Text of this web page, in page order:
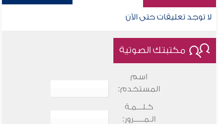
لا توجد تعليقات حتى الآن
مكتبتك الصوتية
اسم
المستخدم:
كـلـــمـة
الـمـــــرور: